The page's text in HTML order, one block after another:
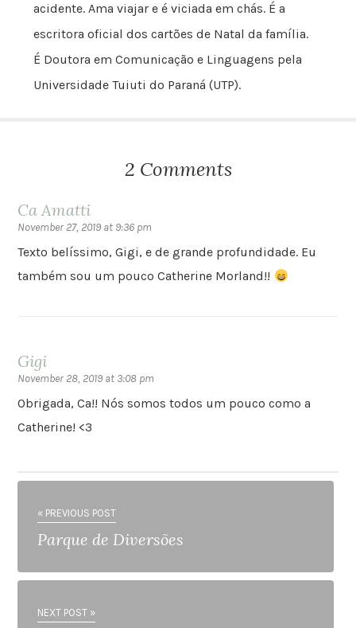
acidente. Ama viajar e é viciada em chás. É a
escritora oficial dos cartões de Natal da família.
É Doutora em Comunicação e Linguagens pela
Universidade Tuiuti do Paraná (UTP).
2 Comments
Ca Amatti
November 27, 2019 at 9:36 pm
Texto belíssimo, Gigi, e de grande profundidade. Eu
também sou um pouco Catherine Morland!!
Gigi
November 28, 2019 at 3:08 pm
Obrigada, Ca!! Nós somos todos um pouco como a
Catherine! <3
« PREVIOUS POST
Parque de Diversões
NEXT POST »